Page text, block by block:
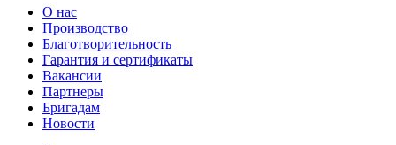
О нас
Производство
Благотворительность
Гарантия и сертификаты
Вакансии
Партнеры
Бригадам
Новости